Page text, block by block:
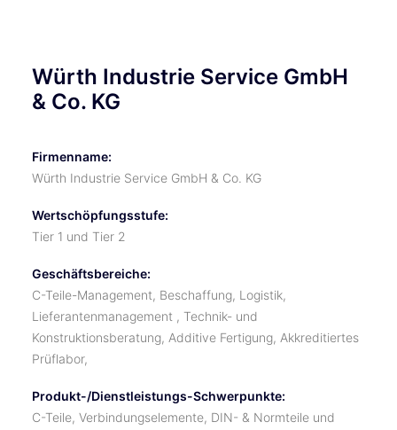
Würth Industrie Service GmbH
& Co. KG
Firmenname:
Würth Industrie Service GmbH & Co. KG
Wertschöpfungsstufe:
Tier 1 und Tier 2
Geschäftsbereiche:
C-Teile-Management, Beschaffung, Logistik,
Lieferantenmanagement , Technik- und
Konstruktionsberatung, Additive Fertigung, Akkreditiertes
Prüflabor,
Produkt-/Dienstleistungs-Schwerpunkte:
C-Teile, Verbindungselemente, DIN- & Normteile und